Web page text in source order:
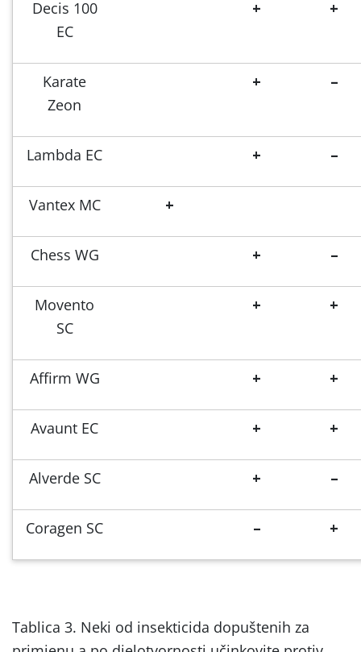
Decis 100
EC
+ +
Karate
Zeon
+ –
Lambda EC + –
Vantex MC +
Chess WG + –
Movento
SC
+ +
Affirm WG + +
Avaunt EC + +
Alverde SC + –
Coragen SC – +
Tablica 3. Neki od insekticida dopuštenih za